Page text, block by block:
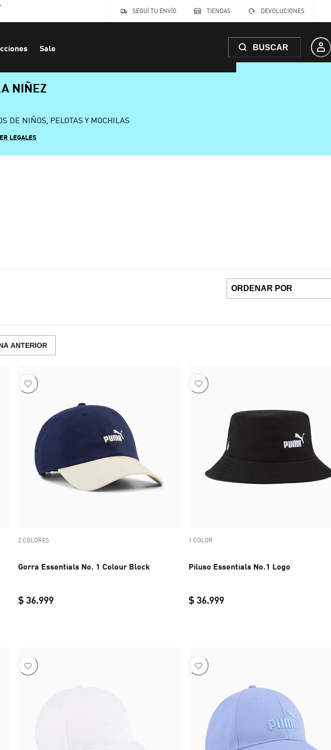
SEGUÍ TU ENVÍO
TIENDAS DEVOLUCIONES
Sale BUSCAR
NIÑEZ
DE NIÑOS, PELOTAS Y MOCHILAS
LEGALES
ANTERIOR
2 COLORES
Gorra Essentials No. 1 Colour Block
$ 36.999
1 COLOR
Piluso Essentials No.1 Logo
$ 36.999